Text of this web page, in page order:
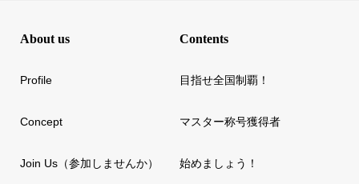
About us
Profile
Concept
Join Us（参加しませんか）
Contents
目指せ全国制覇！
マスター称号獲得者
始めましょう！